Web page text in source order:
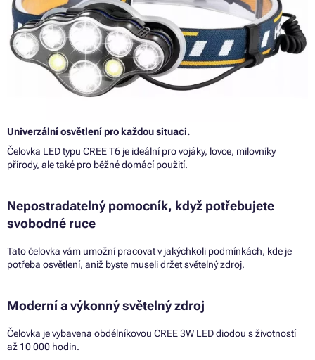
Univerzální osvětlení pro každou situaci.
Čelovka LED typu CREE T6 je ideální pro vojáky, lovce, milovníky
přírody, ale také pro běžné domácí použití.
Nepostradatelný pomocník, když potřebujete
svobodné ruce
Tato čelovka vám umožní pracovat v jakýchkoli podmínkách, kde je
potřeba osvětlení, aniž byste museli držet světelný zdroj.
Moderní a výkonný světelný zdroj
Čelovka je vybavena obdélníkovou CREE 3W LED diodou s životností
až 10 000 hodin.